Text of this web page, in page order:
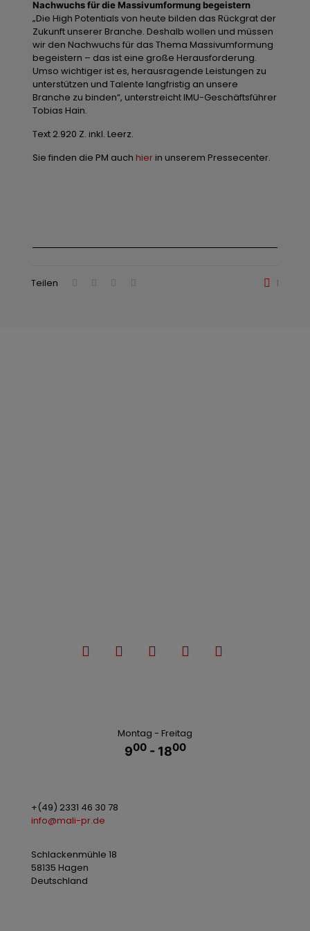
Nachwuchs für die Massivumformung begeistern
„Die High Potentials von heute bilden das Rückgrat der
Zukunft unserer Branche. Deshalb wollen und müssen
wir den Nachwuchs für das Thema Massivumformung
begeistern – das ist eine große Herausforderung.
Umso wichtiger ist es, herausragende Leistungen zu
unterstützen und Talente langfristig an unsere
Branche zu binden“, unterstreicht IMU-Geschäftsführer
Tobias Hain.
Text 2.920 Z. inkl. Leerz.
Sie finden die PM auch hierin unserem Pressecenter.
Teilen 1
Montag - Freitag
900- 1800
+(49) 2331 46 30 78
info@mali-pr.de
Schlackenmühle 18
58135 Hagen
Deutschland